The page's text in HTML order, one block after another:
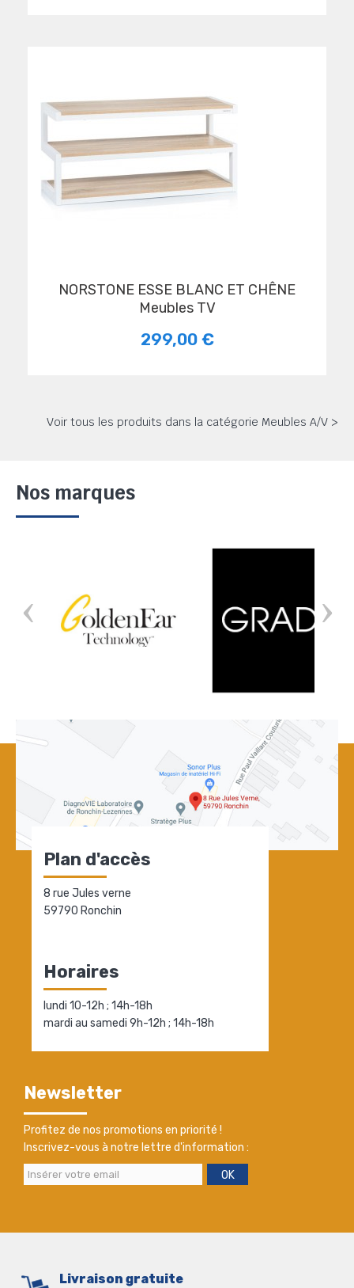
NORSTONE ESSE BLANC ET CHÊNE
Meubles TV
299,00 €
Voir tous les produits dans la catégorie Meubles A/V >
Nos marques
Plan d'accès
8 rue Jules verne
59790 Ronchin
Horaires
lundi 10-12h ; 14h-18h
mardi au samedi 9h-12h ; 14h-18h
Newsletter
Profitez de nos promotions en priorité !
Inscrivez-vous à notre lettre d'information :
OK
Livraison gratuite